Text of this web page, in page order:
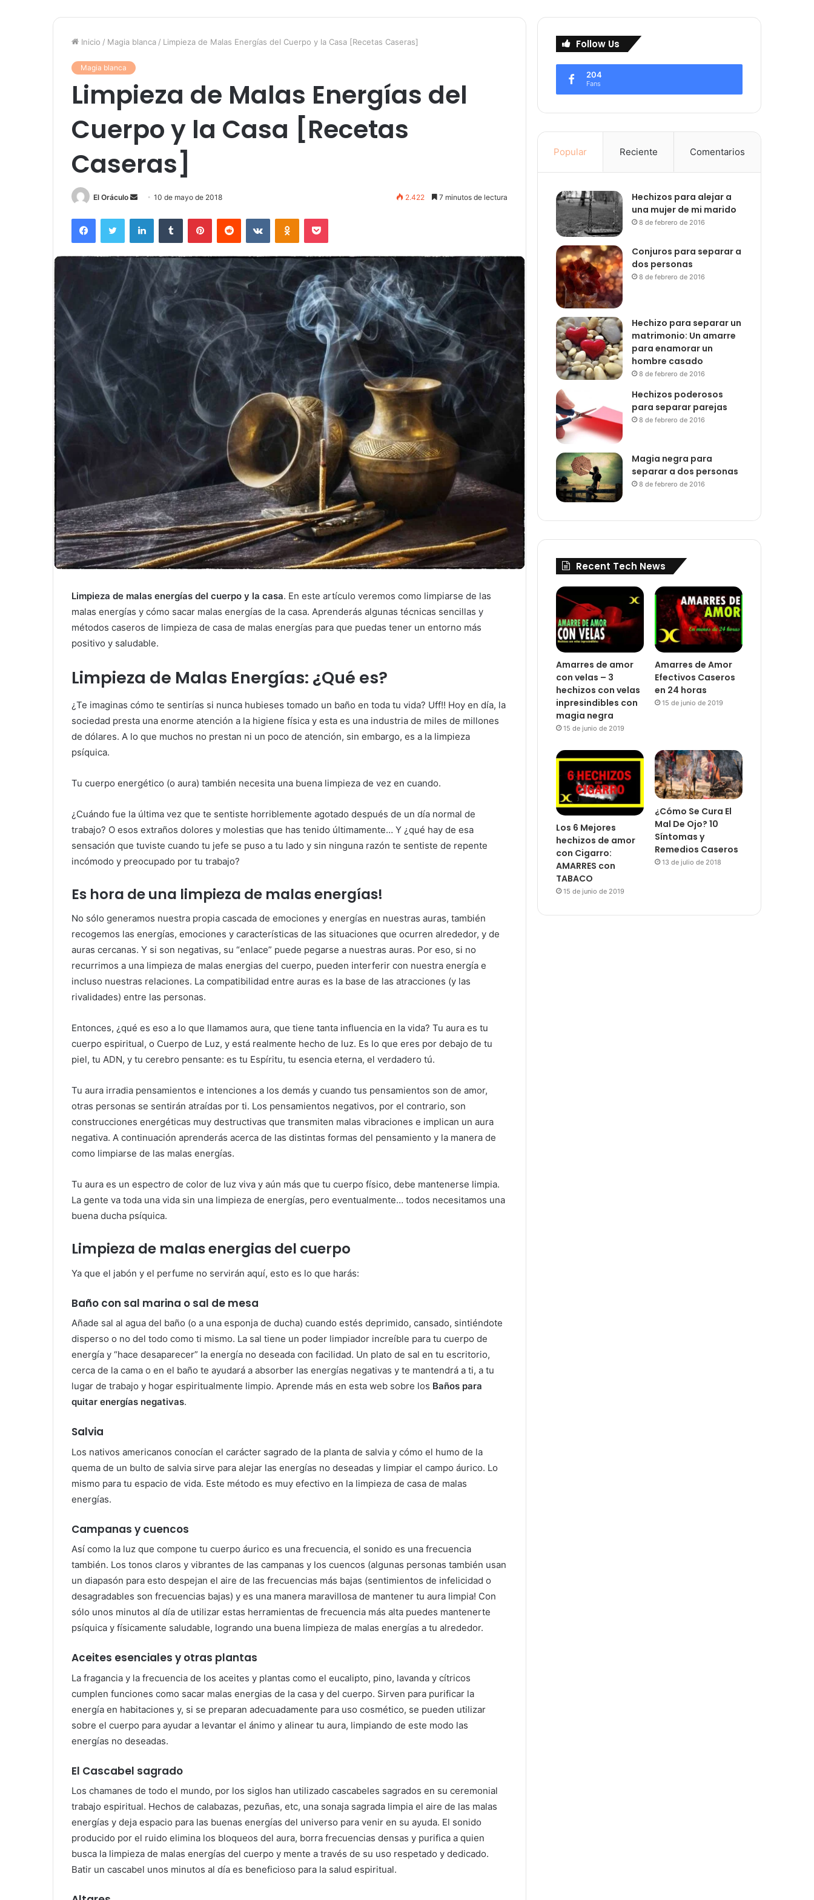
Inicio / Magia blanca / Limpieza de Malas Energías del Cuerpo y la Casa [Recetas Caseras]
Magia blanca
Limpieza de Malas Energías del
Cuerpo y la Casa [Recetas
Caseras]
El Oráculo
Send
email
10 de mayo de 2018 2.422 7 minutos de lectura
FacebookTwitter LinkedInTumblr PinterestReddit VKontakteOdnoklassniki
Pocket
Limpieza de malas energías del cuerpo y la casa. En este artículo veremos como limpiarse de las
malas energías y cómo sacar malas energías de la casa. Aprenderás algunas técnicas sencillas y
métodos caseros de limpieza de casa de malas energías para que puedas tener un entorno más
positivo y saludable.
Limpieza de Malas Energías: ¿Qué es?
¿Te imaginas cómo te sentirías si nunca hubieses tomado un baño en toda tu vida? Uff!! Hoy en día, la
sociedad presta una enorme atención a la higiene física y esta es una industria de miles de millones
de dólares. A lo que muchos no prestan ni un poco de atención, sin embargo, es a la limpieza
psíquica.
Tu cuerpo energético (o aura) también necesita una buena limpieza de vez en cuando.
¿Cuándo fue la última vez que te sentiste horriblemente agotado después de un día normal de
trabajo? O esos extraños dolores y molestias que has tenido últimamente… Y ¿qué hay de esa
sensación que tuviste cuando tu jefe se puso a tu lado y sin ninguna razón te sentiste de repente
incómodo y preocupado por tu trabajo?
Es hora de una limpieza de malas energías!
No sólo generamos nuestra propia cascada de emociones y energías en nuestras auras, también
recogemos las energías, emociones y características de las situaciones que ocurren alrededor, y de
auras cercanas. Y si son negativas, su “enlace” puede pegarse a nuestras auras. Por eso, si no
recurrimos a una limpieza de malas energias del cuerpo, pueden interferir con nuestra energía e
incluso nuestras relaciones. La compatibilidad entre auras es la base de las atracciones (y las
rivalidades) entre las personas.
Entonces, ¿qué es eso a lo que llamamos aura, que tiene tanta influencia en la vida? Tu aura es tu
cuerpo espiritual, o Cuerpo de Luz, y está realmente hecho de luz. Es lo que eres por debajo de tu
piel, tu ADN, y tu cerebro pensante: es tu Espíritu, tu esencia eterna, el verdadero tú.
Tu aura irradia pensamientos e intenciones a los demás y cuando tus pensamientos son de amor,
otras personas se sentirán atraídas por ti. Los pensamientos negativos, por el contrario, son
construcciones energéticas muy destructivas que transmiten malas vibraciones e implican un aura
negativa. A continuación aprenderás acerca de las distintas formas del pensamiento y la manera de
como limpiarse de las malas energías.
Tu aura es un espectro de color de luz viva y aún más que tu cuerpo físico, debe mantenerse limpia.
La gente va toda una vida sin una limpieza de energías, pero eventualmente… todos necesitamos una
buena ducha psíquica.
Limpieza de malas energias del cuerpo
Ya que el jabón y el perfume no servirán aquí, esto es lo que harás:
Baño con sal marina o sal de mesa
Añade sal al agua del baño (o a una esponja de ducha) cuando estés deprimido, cansado, sintiéndote
disperso o no del todo como ti mismo. La sal tiene un poder limpiador increíble para tu cuerpo de
energía y “hace desaparecer” la energía no deseada con facilidad. Un plato de sal en tu escritorio,
cerca de la cama o en el baño te ayudará a absorber las energías negativas y te mantendrá a ti, a tu
lugar de trabajo y hogar espiritualmente limpio. Aprende más en esta web sobre los Baños para
quitar energías negativas.
Salvia
Los nativos americanos conocían el carácter sagrado de la planta de salvia y cómo el humo de la
quema de un bulto de salvia sirve para alejar las energías no deseadas y limpiar el campo áurico. Lo
mismo para tu espacio de vida. Este método es muy efectivo en la limpieza de casa de malas
energías.
Campanas y cuencos
Así como la luz que compone tu cuerpo áurico es una frecuencia, el sonido es una frecuencia
también. Los tonos claros y vibrantes de las campanas y los cuencos (algunas personas también usan
un diapasón para esto despejan el aire de las frecuencias más bajas (sentimientos de infelicidad o
desagradables son frecuencias bajas) y es una manera maravillosa de mantener tu aura limpia! Con
sólo unos minutos al día de utilizar estas herramientas de frecuencia más alta puedes mantenerte
psíquica y físicamente saludable, logrando una buena limpieza de malas energías a tu alrededor.
Aceites esenciales y otras plantas
La fragancia y la frecuencia de los aceites y plantas como el eucalipto, pino, lavanda y cítricos
cumplen funciones como sacar malas energias de la casa y del cuerpo. Sirven para purificar la
energía en habitaciones y, si se preparan adecuadamente para uso cosmético, se pueden utilizar
sobre el cuerpo para ayudar a levantar el ánimo y alinear tu aura, limpiando de este modo las
energías no deseadas.
El Cascabel sagrado
Los chamanes de todo el mundo, por los siglos han utilizado cascabeles sagrados en su ceremonial
trabajo espiritual. Hechos de calabazas, pezuñas, etc, una sonaja sagrada limpia el aire de las malas
energías y deja espacio para las buenas energías del universo para venir en su ayuda. El sonido
producido por el ruido elimina los bloqueos del aura, borra frecuencias densas y purifica a quien
busca la limpieza de malas energías del cuerpo y mente a través de su uso respetado y dedicado.
Batir un cascabel unos minutos al día es beneficioso para la salud espiritual.
Follow Us
204
Fans
Popular Reciente Comentarios
Hechizos para alejar a
una mujer de mi marido
8 de febrero de 2016
Conjuros para separar a
dos personas
8 de febrero de 2016
Hechizo para separar un
matrimonio: Un amarre
para enamorar un
hombre casado
8 de febrero de 2016
Hechizos poderosos
para separar parejas
8 de febrero de 2016
Magia negra para
separar a dos personas
8 de febrero de 2016
Recent Tech News
Amarres de amor
con velas – 3
hechizos con velas
inpresindibles con
magia negra
15 de junio de 2019
Amarres de Amor
Efectivos Caseros
en 24 horas
15 de junio de 2019
Los 6 Mejores
hechizos de amor
con Cigarro:
AMARRES con
TABACO
15 de junio de 2019
¿Cómo Se Cura El
Mal De Ojo? 10
Síntomas y
Remedios Caseros
13 de julio de 2018